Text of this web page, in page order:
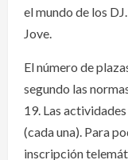
el mundo de los
Jove.
El número de
segundo las
19. Las
(cada una). Para
inscripción